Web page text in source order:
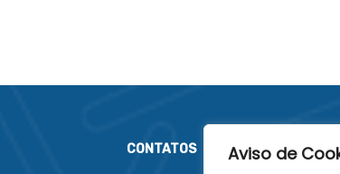
Aviso de
CONTATOS